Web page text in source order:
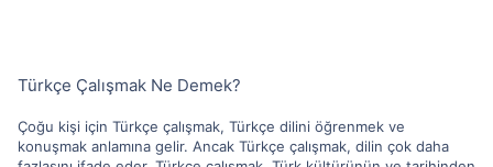
Türkçe Çalışmak Ne Demek?
Çoğu kişi için Türkçe çalışmak, Türkçe dilini öğrenmek ve
konuşmak anlamına gelir. Ancak Türkçe çalışmak, dilin çok daha